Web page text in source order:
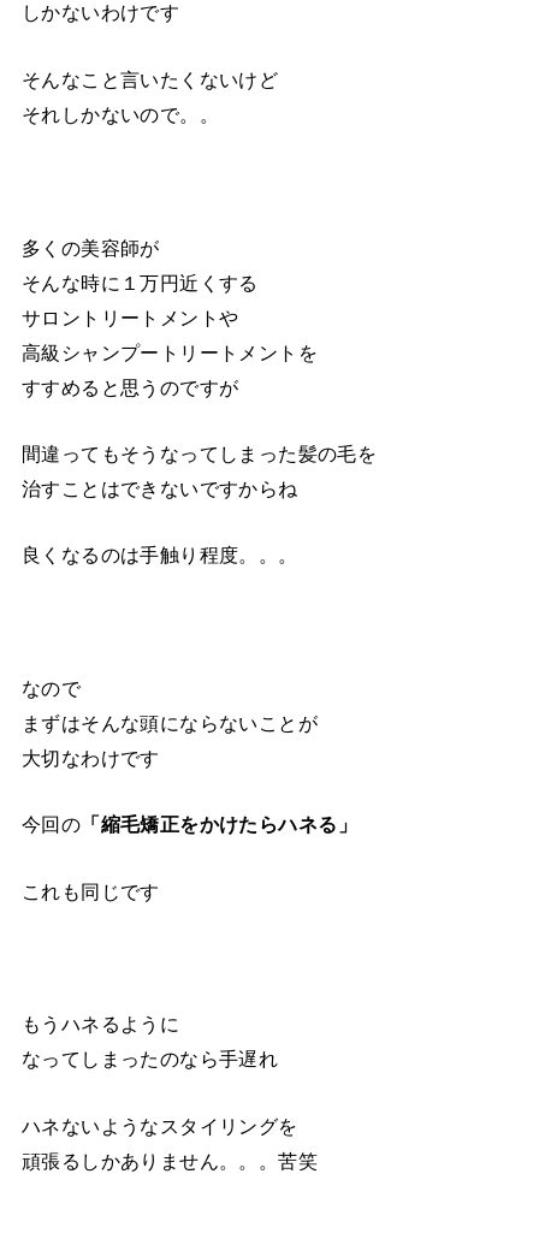
しかないわけです
そんなこと言いたくないけど
それしかないので。。
多くの美容師が
そんな時に１万円近くする
サロントリートメントや
高級シャンプートリートメントを
すすめると思うのですが
間違ってもそうなってしまった髪の毛を
治すことはできないですからね
良くなるのは手触り程度。。。
なので
まずはそんな頭にならないことが
大切なわけです
今回の 「縮毛矯正をかけたらハネる」
これも同じです
もうハネるように
なってしまったのなら手遅れ
ハネないようなスタイリングを
頑張るしかありません。。。苦笑